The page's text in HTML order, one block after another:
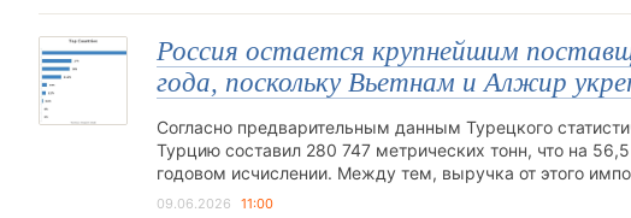
Россия остается крупнейшим
года, поскольку Вьетнам и Алжир
Согласно предварительным данным Турецкого
Турцию составил 280 747 метрических тонн, что на
годовом исчислении. Между тем, выручка от этого
09.06.2026 11:00